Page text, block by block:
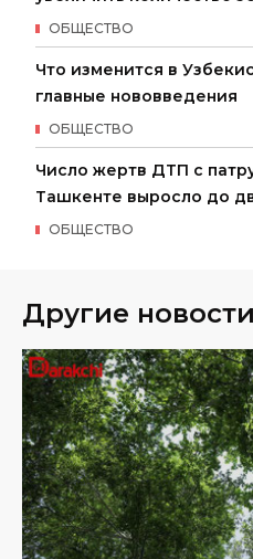
ОБЩЕСТВО
Что изменится в
главные нововведения
ОБЩЕСТВО
Число жертв ДТП с
Ташкенте выросло до
ОБЩЕСТВО
Другие новости